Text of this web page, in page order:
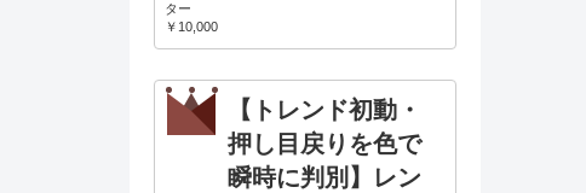
ター
￥10,000
【トレンド初動・
押し目戻りを色で
瞬時に判別】レン